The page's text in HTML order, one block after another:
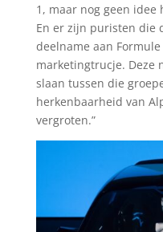
1, maar nog geen idee
En er zijn puristen die
deelname aan
marketingtrucje. Deze
slaan tussen die
herkenbaarheid van
vergroten.”